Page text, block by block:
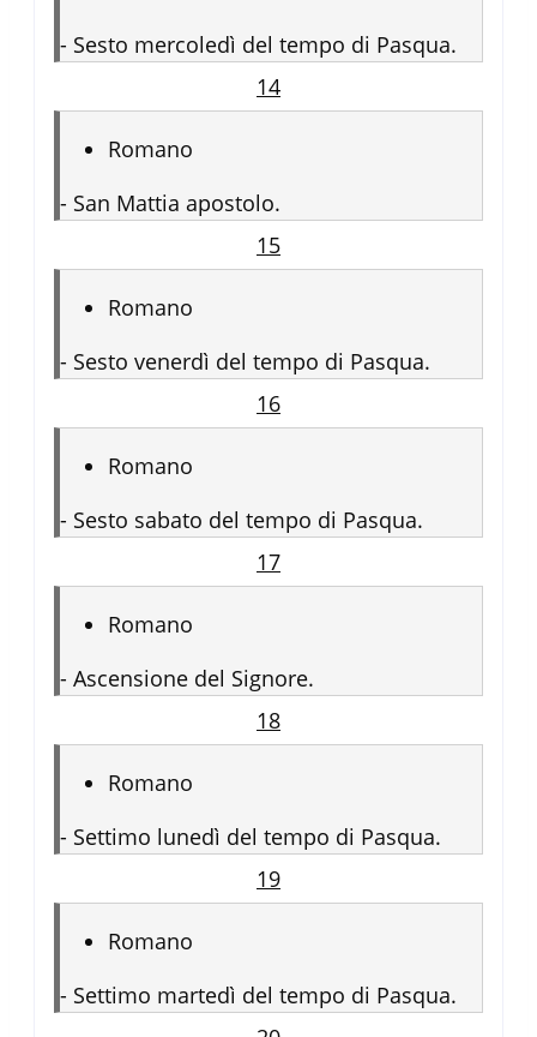
- Sesto mercoledì del tempo di Pasqua.
14
Romano
- San Mattia apostolo.
15
Romano
- Sesto venerdì del tempo di Pasqua.
16
Romano
- Sesto sabato del tempo di Pasqua.
17
Romano
- Ascensione del Signore.
18
Romano
- Settimo lunedì del tempo di Pasqua.
19
Romano
- Settimo martedì del tempo di Pasqua.